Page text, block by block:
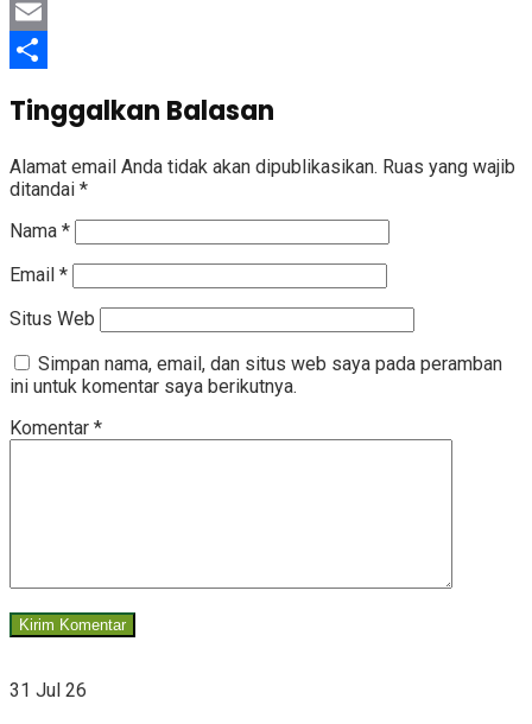
LinkedIn
Email
Tinggalkan Balasan
Alamat email Anda tidak akan dipublikasikan. Ruas yang wajib
ditandai *
Nama *
Email *
Situs Web
Simpan nama, email, dan situs web saya pada peramban
ini untuk komentar saya berikutnya.
Komentar *
31 Jul 26